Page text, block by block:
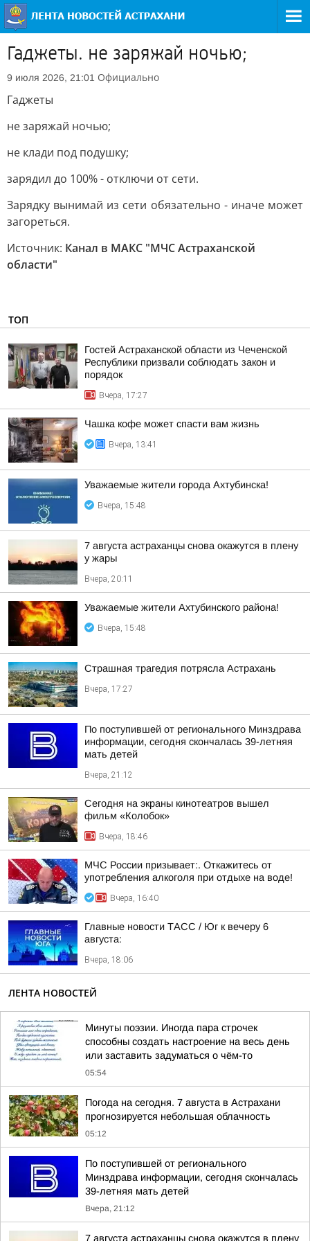
Гаджеты. не заряжай ночью;
9 июля 2026, 21:01 Официально
Гаджеты
не заряжай ночью;
не клади под подушку;
зарядил до 100% - отключи от сети.
Зарядку вынимай из сети обязательно - иначе может
загореться.
Источник: Канал в МАКС "МЧС Астраханской
области"
ТОП
Гостей Астраханской области из Чеченской
Республики призвали соблюдать закон и
порядок
Вчера, 17:27
Чашка кофе может спасти вам жизнь
Вчера, 13:41
Уважаемые жители города Ахтубинска!
Вчера, 15:48
7 августа астраханцы снова окажутся в плену
у жары
Вчера, 20:11
Уважаемые жители Ахтубинского района!
Вчера, 15:48
Страшная трагедия потрясла Астрахань
Вчера, 17:27
По поступившей от регионального Минздрава
информации, сегодня скончалась 39-летняя
мать детей
Вчера, 21:12
Сегодня на экраны кинотеатров вышел
фильм «Колобок»
Вчера, 18:46
МЧС России призывает:. Откажитесь от
употребления алкоголя при отдыхе на воде!
Вчера, 16:40
Главные новости ТАСС / Юг к вечеру 6
августа:
Вчера, 18:06
ЛЕНТА НОВОСТЕЙ
Минуты поэзии. Иногда пара строчек
способны создать настроение на весь день
или заставить задуматься о чём-то
05:54
Погода на сегодня. 7 августа в Астрахани
прогнозируется небольшая облачность
05:12
По поступившей от регионального
Минздрава информации, сегодня скончалась
39-летняя мать детей
Вчера, 21:12
7 августа астраханцы снова окажутся в плену